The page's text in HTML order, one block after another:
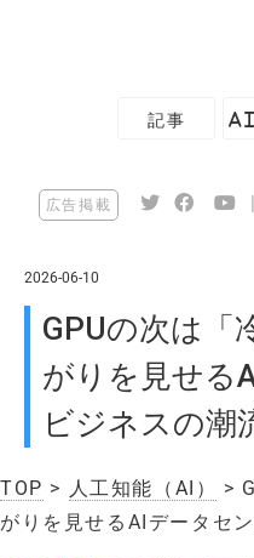
記事 AI
広告掲載
2026-06-10
GPUの次は
がりを見せる
ビジネスの潮
TOP > 人工知能（AI）
>
がりを見せるAIデータセ